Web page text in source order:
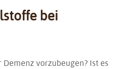
bei
vorzubeugen? Ist es